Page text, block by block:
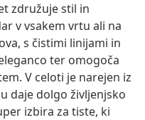
združuje stil in
v vsakem vrtu ali na
s čistimi linijami in
ter omogoča
V celoti je narejen iz
daje dolgo življenjsko
izbira za tiste, ki